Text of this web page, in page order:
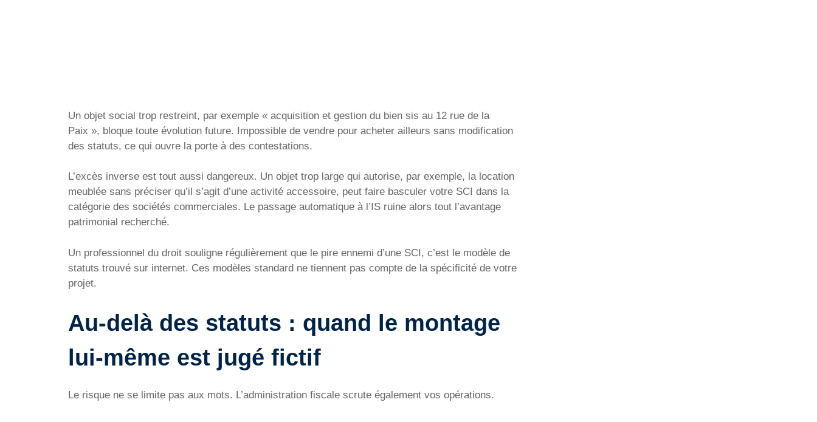
Un objet social trop restreint, par exemple « acquisition et gestion du bien sis au 12 rue de la
Paix », bloque toute évolution future. Impossible de vendre pour acheter ailleurs sans modification
des statuts, ce qui ouvre la porte à des contestations.
L’excès inverse est tout aussi dangereux. Un objet trop large qui autorise, par exemple, la location
meublée sans préciser qu’il s’agit d’une activité accessoire, peut faire basculer votre SCI dans la
catégorie des sociétés commerciales. Le passage automatique à l’IS ruine alors tout l’avantage
patrimonial recherché.
Un professionnel du droit souligne régulièrement que le pire ennemi d’une SCI, c’est le modèle de
statuts trouvé sur internet. Ces modèles standard ne tiennent pas compte de la spécificité de votre
projet.
Au-delà des statuts : quand le montage
lui-même est jugé fictif
Le risque ne se limite pas aux mots. L’administration fiscale scrute également vos opérations.